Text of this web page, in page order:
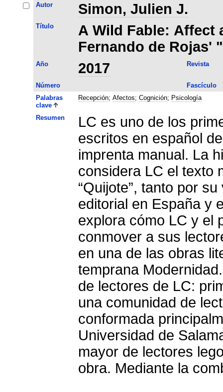
Autor Simon, Julien J.
Título
A Wild Fable: Affect
Fernando de Rojas'
Año 2017 Revista
Número
Fascículo
Palabras
clave
Recepción; Afectos; Cognición; Psicología
Resumen
LC es uno de los
escritos en español
imprenta manual. La
considera LC el texto
“Quijote”, tanto por
editorial en España y
explora cómo LC y el
conmover a sus
en una de las obras
temprana
de lectores de LC:
una comunidad de
conformada
Universidad de
mayor de lectores
obra. Mediante la